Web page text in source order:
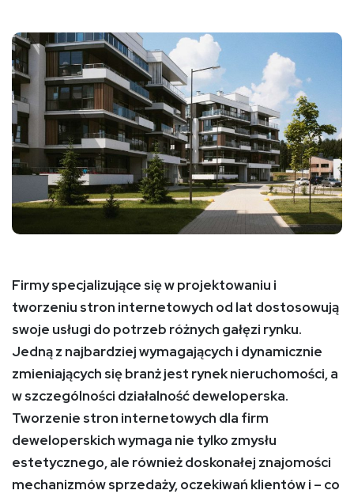
Firmy specjalizujące się w projektowaniu i
tworzeniu stron internetowych od lat dostosowują
swoje usługi do potrzeb różnych gałęzi rynku.
Jedną z najbardziej wymagających i dynamicznie
zmieniających się branż jest rynek nieruchomości, a
w szczególności działalność deweloperska.
Tworzenie stron internetowych dla firm
deweloperskich wymaga nie tylko zmysłu
estetycznego, ale również doskonałej znajomości
mechanizmów sprzedaży, oczekiwań klientów i – co